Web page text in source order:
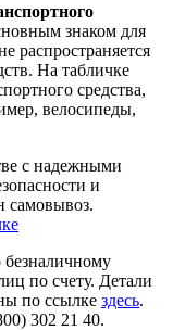
знаком для
распространяется
На табличке
средства,
велосипеды,
с надежными
и
самовывоз.
по счету. Детали
по ссылке здесь.
302 21 40.